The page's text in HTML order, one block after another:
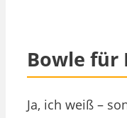
Bowle für
Ja, ich weiß –